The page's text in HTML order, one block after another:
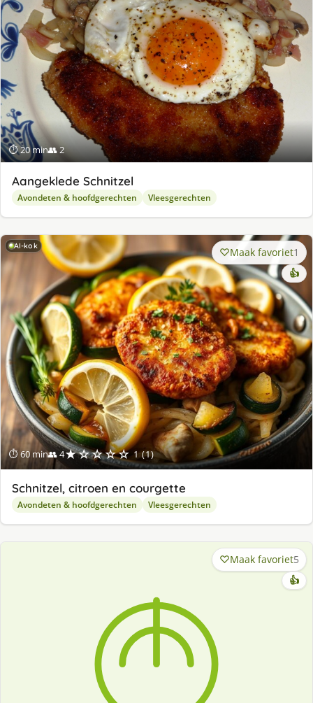
⏱ 20 min👥 2
Aangeklede Schnitzel
Avondeten & hoofdgerechten Vleesgerechten
AI-kok
⏱ 60 min👥 4★☆☆☆☆ 1 (1)
Maak favoriet1
👍
Schnitzel, citroen en courgette
Avondeten & hoofdgerechten Vleesgerechten
Maak favoriet5
👍